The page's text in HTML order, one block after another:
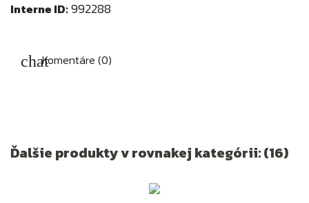
Interne ID:992288
Komentáre (0)
Ďalšie produkty v rovnakej kategórii: (16)